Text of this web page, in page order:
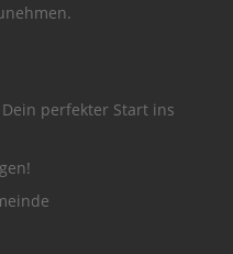
perfekter Start ins